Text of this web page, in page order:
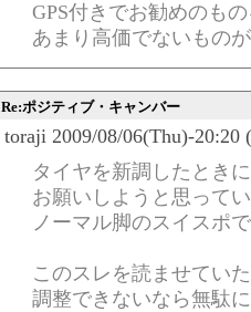
GPS付きでお勧めのも
あまり高価でないもの
Re:ポジティブ・キャンバー
toraji 2009/08/06(Thu)-20:20
タイヤを新調したとき
お願いしようと思って
ノーマル脚のスイスポ
このスレを読ませてい
調整できないなら無駄